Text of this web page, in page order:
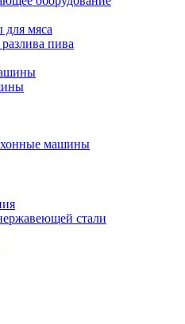
мяса
пива
машины
стали